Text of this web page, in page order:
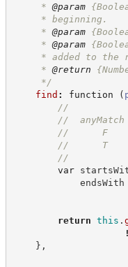
* @param
* beginning.
* @param
* @param
* added to the
* @return
*/
find : function (
//
// anyMatch
// F
// T
//
var
endsWith
return this .
!
} ,